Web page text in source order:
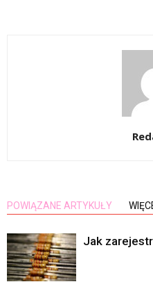
POWIĄZANE ARTYKUŁY
Jak